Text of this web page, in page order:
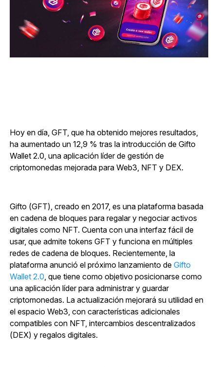
Hoy en día, GFT, que ha obtenido mejores resultados,
ha aumentado un 12,9 % tras la introducción de Gifto
Wallet 2.0, una aplicación líder de gestión de
criptomonedas mejorada para Web3, NFT y DEX.
Gifto (GFT), creado en 2017, es una plataforma basada
en cadena de bloques para regalar y negociar activos
digitales como NFT. Cuenta con una interfaz fácil de
usar, que admite tokens GFT y funciona en múltiples
redes de cadena de bloques. Recientemente, la
plataforma anunció el próximo lanzamiento de Gifto
Wallet 2.0 , que tiene como objetivo posicionarse como
una aplicación líder para administrar y guardar
criptomonedas. La actualización mejorará su utilidad en
el espacio Web3, con características adicionales
compatibles con NFT, intercambios descentralizados
(DEX) y regalos digitales.